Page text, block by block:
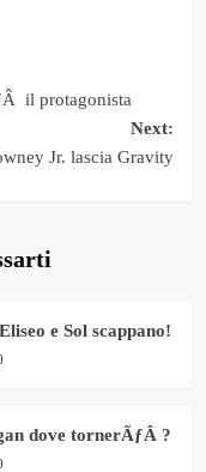
il protagonista
Next:
Jr. lascia Gravity
e Sol scappano!
dove tornerÃƒÂ ?